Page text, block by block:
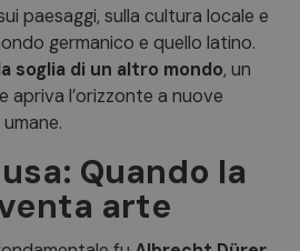
paesaggi, sulla cultura locale e
germanico e quello latino.
soglia di un altro mondo, un
apriva l’orizzonte a nuove
Quando la
arte